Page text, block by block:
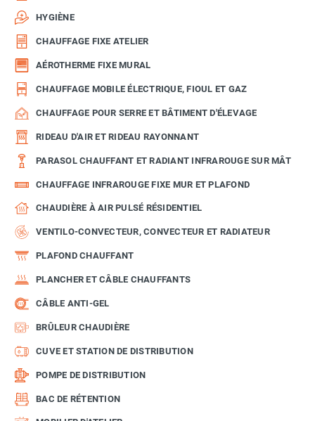
HYGIÈNE
CHAUFFAGE FIXE ATELIER
AÉROTHERME FIXE MURAL
CHAUFFAGE MOBILE ÉLECTRIQUE, FIOUL ET GAZ
CHAUFFAGE POUR SERRE ET BÂTIMENT D'ÉLEVAGE
RIDEAU D'AIR ET RIDEAU RAYONNANT
PARASOL CHAUFFANT ET RADIANT INFRAROUGE SUR MÂT
CHAUFFAGE INFRAROUGE FIXE MUR ET PLAFOND
CHAUDIÈRE À AIR PULSÉ RÉSIDENTIEL
VENTILO-CONVECTEUR, CONVECTEUR ET RADIATEUR
PLAFOND CHAUFFANT
PLANCHER ET CÂBLE CHAUFFANTS
CÂBLE ANTI-GEL
BRÛLEUR CHAUDIÈRE
CUVE ET STATION DE DISTRIBUTION
POMPE DE DISTRIBUTION
BAC DE RÉTENTION